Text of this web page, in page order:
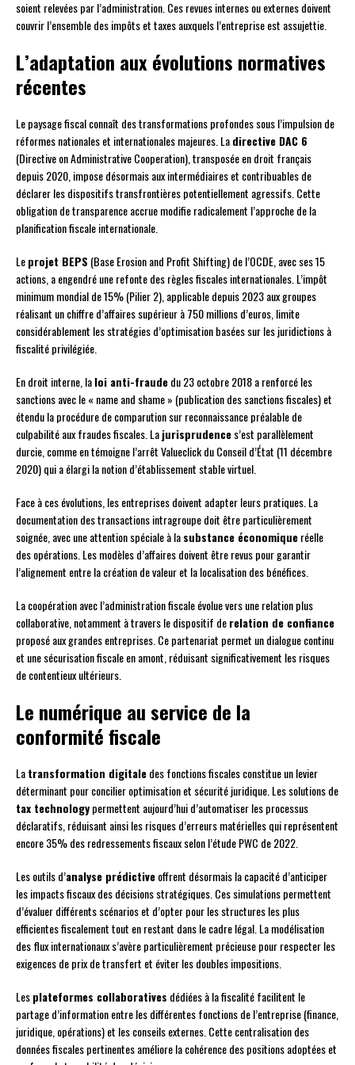
soient relevées par l’administration. Ces revues internes ou externes doivent
couvrir l’ensemble des impôts et taxes auxquels l’entreprise est assujettie.
L’adaptation aux évolutions normatives
récentes
Le paysage fiscal connaît des transformations profondes sous l’impulsion de
réformes nationales et internationales majeures. Ladirective DAC 6
(Directive on Administrative Cooperation), transposée en droit français
depuis 2020, impose désormais aux intermédiaires et contribuables de
déclarer les dispositifs transfrontières potentiellement agressifs. Cette
obligation de transparence accrue modifie radicalement l’approche de la
planification fiscale internationale.
Leprojet BEPS (Base Erosion and Profit Shifting) de l’OCDE, avec ses 15
actions, a engendré une refonte des règles fiscales internationales. L’impôt
minimum mondial de 15% (Pilier 2), applicable depuis 2023 aux groupes
réalisant un chiffre d’affaires supérieur à 750 millions d’euros, limite
considérablement les stratégies d’optimisation basées sur les juridictions à
fiscalité privilégiée.
En droit interne, laloi anti-fraudedu 23 octobre 2018 a renforcé les
sanctions avec le « name and shame » (publication des sanctions fiscales) et
étendu la procédure de comparution sur reconnaissance préalable de
culpabilité aux fraudes fiscales. Lajurisprudences’est parallèlement
durcie, comme en témoigne l’arrêt Valueclick du Conseil d’État (11 décembre
2020) qui a élargi la notion d’établissement stable virtuel.
Face à ces évolutions, les entreprises doivent adapter leurs pratiques. La
documentation des transactions intragroupe doit être particulièrement
soignée, avec une attention spéciale à lasubstance économiqueréelle
des opérations. Les modèles d’affaires doivent être revus pour garantir
l’alignement entre la création de valeur et la localisation des bénéfices.
La coopération avec l’administration fiscale évolue vers une relation plus
collaborative, notamment à travers le dispositif derelation de confiance
proposé aux grandes entreprises. Ce partenariat permet un dialogue continu
et une sécurisation fiscale en amont, réduisant significativement les risques
de contentieux ultérieurs.
Le numérique au service de la
conformité fiscale
Latransformation digitaledes fonctions fiscales constitue un levier
déterminant pour concilier optimisation et sécurité juridique. Les solutions de
tax technologypermettent aujourd’hui d’automatiser les processus
déclaratifs, réduisant ainsi les risques d’erreurs matérielles qui représentent
encore 35% des redressements fiscaux selon l’étude PWC de 2022.
Les outils d’analyse prédictiveoffrent désormais la capacité d’anticiper
les impacts fiscaux des décisions stratégiques. Ces simulations permettent
d’évaluer différents scénarios et d’opter pour les structures les plus
efficientes fiscalement tout en restant dans le cadre légal. La modélisation
des flux internationaux s’avère particulièrement précieuse pour respecter les
exigences de prix de transfert et éviter les doubles impositions.
Lesplateformes collaboratives dédiées à la fiscalité facilitent le
partage d’information entre les différentes fonctions de l’entreprise (finance,
juridique, opérations) et les conseils externes. Cette centralisation des
données fiscales pertinentes améliore la cohérence des positions adoptées et